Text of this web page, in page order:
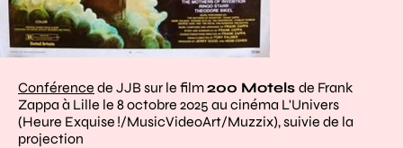
Conférence de JJB sur le film200 Motels de Frank
Zappa à Lille le 8 octobre 2025 au cinéma L'Univers
(Heure Exquise !/MusicVideoArt/Muzzix), suivie de la
projection